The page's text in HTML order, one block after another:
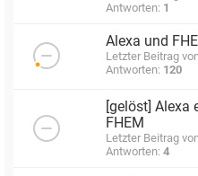
Antworten: 1
Alexa und
Letzter Beitrag
Antworten: 120
[gelöst] Alexa
FHEM
Letzter Beitrag
Antworten: 4